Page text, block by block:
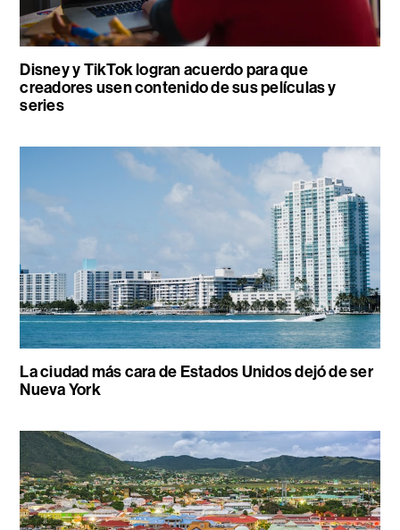
Disney y TikTok logran acuerdo para que
creadores usen contenido de sus películas y
series
La ciudad más cara de Estados Unidos dejó de ser
Nueva York